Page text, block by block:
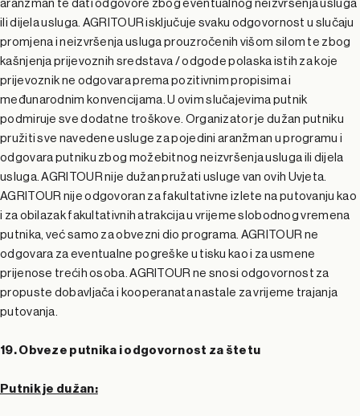
aranžman te dati odgovore zbog eventualnog neizvršenja usluga
ili dijela usluga. AGRITOUR isključuje svaku odgovornost u slučaju
promjena i neizvršenja usluga prouzročenih višom silom te zbog
kašnjenja prijevoznih sredstava / odgode polaska istih za koje
prijevoznik ne odgovara prema pozitivnim propisima i
međunarodnim konvencijama. U ovim slučajevima putnik
podmiruje sve dodatne troškove. Organizator je dužan putniku
pružiti sve navedene usluge za pojedini aranžman u programu i
odgovara putniku zbog možebitnog neizvršenja usluga ili dijela
usluga. AGRITOUR nije dužan pružati usluge van ovih Uvjeta.
AGRITOUR nije odgovoran za fakultativne izlete na putovanju kao
i za obilazak fakultativnih atrakcija u vrijeme slobodnog vremena
putnika, već samo za obvezni dio programa. AGRITOUR ne
odgovara za eventualne pogreške u tisku kao i za usmene
prijenose trećih osoba. AGRITOUR ne snosi odgovornost za
propuste dobavljača i kooperanata nastale za vrijeme trajanja
putovanja.
19. Obveze putnika i odgovornost za štetu
Putnik je dužan: